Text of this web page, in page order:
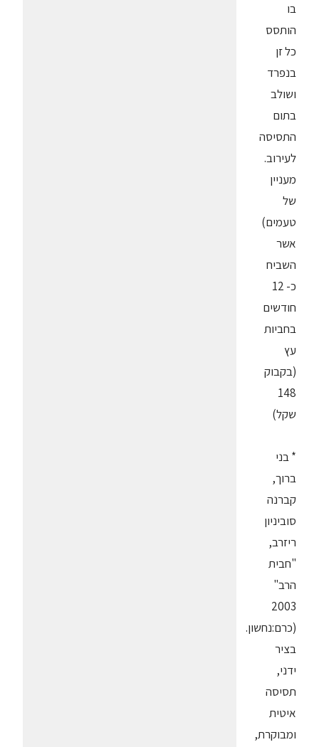
בו
הותסס
כל זן
בנפרד
ושולב
בתום
התסיסה
לעירוב.
מעניין
של
טעמים)
אשר
השביח
כ- 12
חודשים
בחביות
עץ
(בקבוק
148
שקל)
* בני
ברוך,
קברנה
סוביניון
ריזרב,
"חבית
הרב"
2003
(כרם:נחשון.
בציר
ידני,
תסיסה
איטית
ומבוקרת,